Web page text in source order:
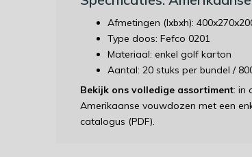
Afmetingen (lxbxh):
Type doos: Fefco 0201
Materiaal: enkel golf karton
Aantal: 20 stuks per bundel /
Bekijk ons volledige assortiment: in
Amerikaanse vouwdozen met een
catalogus (PDF).